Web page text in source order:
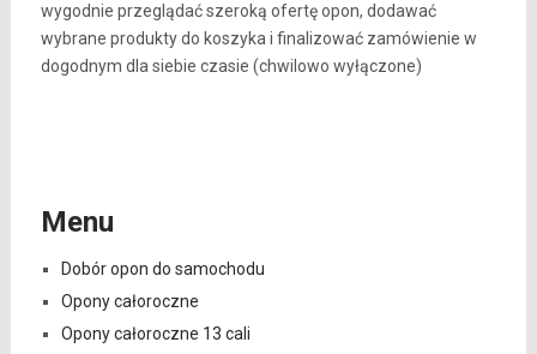
wygodnie przeglądać szeroką ofertę opon, dodawać
wybrane produkty do koszyka i finalizować zamówienie w
dogodnym dla siebie czasie (chwilowo wyłączone)
Menu
Dobór opon do samochodu
Opony całoroczne
Opony całoroczne 13 cali